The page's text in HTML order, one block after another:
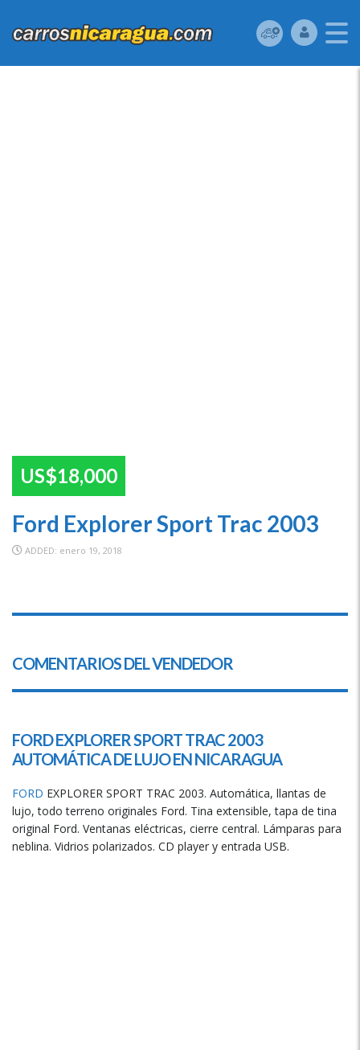
US$18,000
Ford Explorer Sport Trac 2003
ADDED: enero 19, 2018
COMENTARIOS DEL VENDEDOR
FORD EXPLORER SPORT TRAC 2003
AUTOMÁTICA DE LUJO ENNICARAGUA
FORD EXPLORER SPORT TRAC 2003. Automática, llantas de
lujo, todo terreno originales Ford. Tina extensible, tapa de tina
original Ford. Ventanas eléctricas, cierre central. Lámparas para
neblina. Vidrios polarizados. CD player y entrada USB.